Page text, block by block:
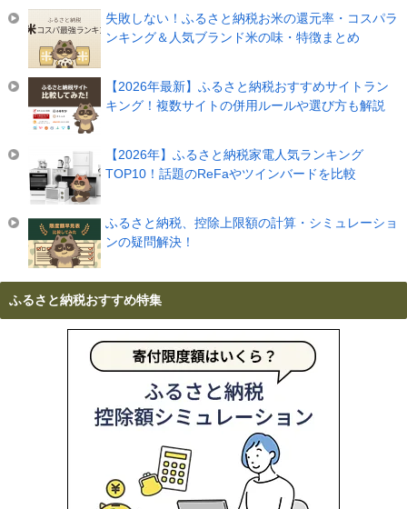
失敗しない！ふるさと納税お米の還元率・コスパラ
ンキング＆人気ブランド米の味・特徴まとめ
【2026年最新】ふるさと納税おすすめサイトラン
キング！複数サイトの併用ルールや選び方も解説
【2026年】ふるさと納税家電人気ランキング
TOP10！話題のReFaやツインバードを比較
ふるさと納税、控除上限額の計算・シミュレーショ
ンの疑問解決！
ふるさと納税おすすめ特集